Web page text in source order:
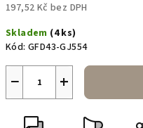
197,52 Kč bez DPH
cena:
Skladem (4 ks)
Kód: GFD43-GJ554
+
−